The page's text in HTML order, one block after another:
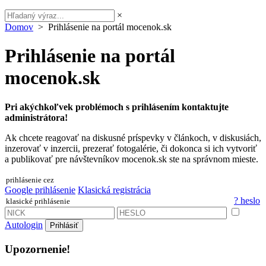
×
Domov > Prihlásenie na portál mocenok.sk
Prihlásenie na portál
mocenok.sk
Pri akýchkoľvek problémoch s prihlásením kontaktujte
administrátora!
Ak chcete reagovať na diskusné príspevky v článkoch, v diskusiách,
inzerovať v inzercii, prezerať fotogalérie, či dokonca si ich vytvoriť
a publikovať pre návštevníkov mocenok.sk ste na správnom mieste.
prihlásenie cez
Google prihlásenie Klasická registrácia
klasické prihlásenie ? heslo
Autologin Prihlásiť
Upozornenie!